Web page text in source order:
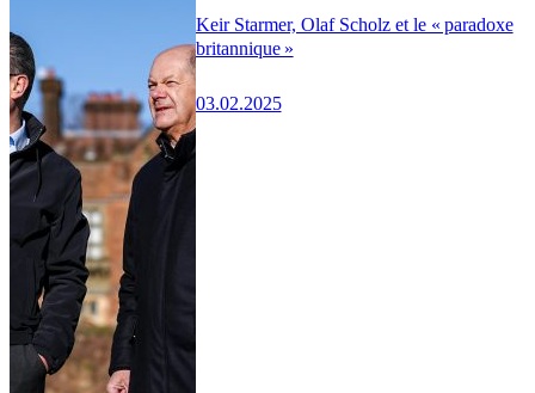
Keir Starmer, Olaf Scholz et le « paradoxe
britannique »
03.02.2025